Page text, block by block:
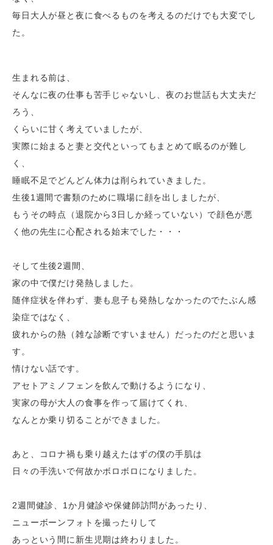
毎日大人が昼と夜に食べるものを考えるのだけでも大変でし
た。
生まれる前は、
そんなに夜の仕事も苦手じゃないし、夜のお世話も大丈夫だ
ろう、
くらいに甘く考えていましたが、
実際に始まると妻と交代といってもまとめて眠るのが難し
く、
睡眠不足でどんどん体力は削られていきました。
生後1 週間で書類のために職場に顔を出しましたが、
もうその時点（退院から3 日しか経っていない）で顔色が悪
く他の先生に心配される始末でした・・・
そして生後2週間、
家の中で僕だけ発熱しました。
随伴症状を伴わず、妻も息子も発熱しなかったのでたぶん感
染症ではなく、
疲れからの熱（雑な診断ですいません）だったのだと思いま
す。
情けない話です。
アセトアミノフェンを飲んで動けるようになり、
実家の母が大人の食事を作って届けてくれ、
なんとか乗り切ることができました。
あと、コロナ禍も乗り越えたはずの僕の手肌は
日々の手洗いで何故かボロボロになりました。
2週間健診、 1 か月健診や保健師訪問があったり、
ニューボーンフォトを撮ったりして
あっという間に新生児期は終わりました。